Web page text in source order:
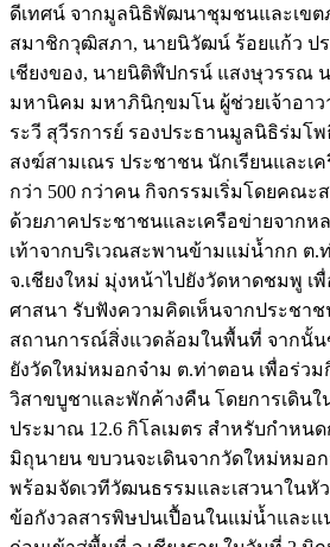
ดีเทศน์ จากมูลนิธิพัฒนาชุมชนและเขต
สมาชิกวุฒิสภา, นายนิวัฒน์ ร้อยแก้ว ป
เชียงของ, นายนิติฬ์ปกรน์ แสงษุวรรณ
มหานิคม มหาภินิกฺขมโน ผู้ช่วยเจ้าอาว
ระวี สุวีรการย์ รองประธานมูลนิธิร่มโ
สงฆ์สามเณร ประชาชน นักเรียนและเ
กว่า 500 กว่าคน กิจกรรมเริ่มโดยคณะ
ด้วยภาคประชาชนและเครือข่ายจากห
เท้าจากบริเวณสะพานข้ามแม่น้ำกก ต.
จ.เชียงใหม่ มุ่งหน้าไปยังวัดหาดชมพู เ
ศาสนา รับฟังความคิดเห็นจากประชาช
สถานการณ์สิ่งแวดล้อมในพื้นที่ จากนั้น
ยังวัดใหม่หมอกจ๋าม ต.ท่าตอน เพื่อร่วม
วิสาขบูชาและพักค้างคืน โดยการเดินใ
ประมาณ 12.6 กิโลเมตร สำหรับกำหน
มิถุนายน ขบวนจะเดินจากวัดใหม่หมอก
พร้อมจัดเวทีวัฒนธรรมและเสวนาในหั
ข้อกังวลสารพิษปนเปื้อนในแม่น้ำและ